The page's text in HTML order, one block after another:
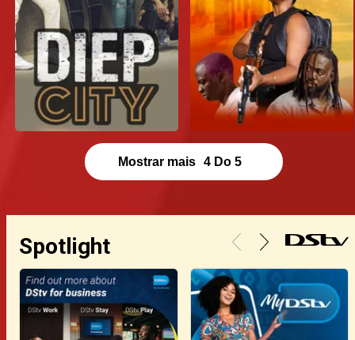
Mostrar mais 4 Do 5
Spotlight